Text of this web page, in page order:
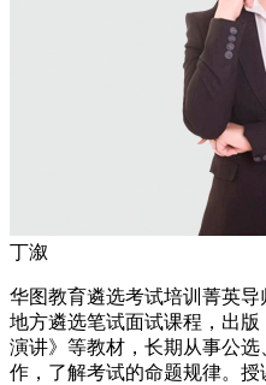
丁溆
华图教育遴选考试培训菁英
地方遴选笔试面试课程，出
演讲》等教材，长期从事公
作，了解考试的命题规律。